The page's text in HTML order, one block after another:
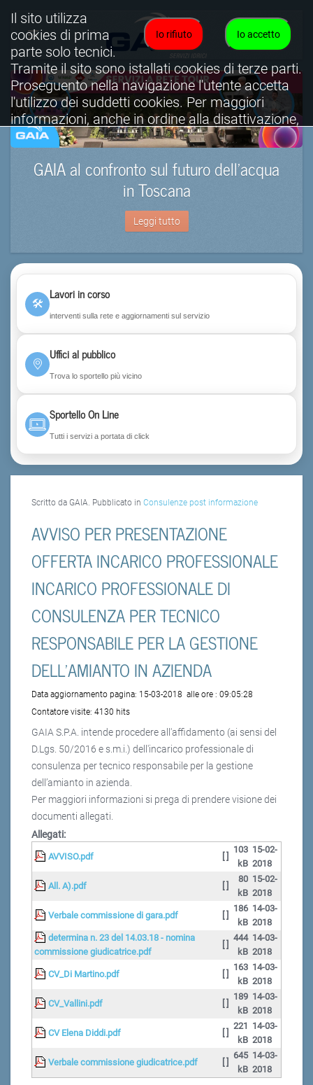
GAIA al confronto sul futuro dell’acqua
in Toscana
Leggi tutto
🛠
Lavori in corso
interventi sulla rete e aggiornamenti sul servizio
Uffici al pubblico
Trova lo sportello più vicino
Sportello On Line
Tutti i servizi a portata di click
Scritto da GAIA. Pubblicato in Consulenze post informazione
AVVISO PER PRESENTAZIONE
OFFERTA INCARICO PROFESSIONALE
INCARICO PROFESSIONALE DI
CONSULENZA PER TECNICO
RESPONSABILE PER LA GESTIONE
DELL’AMIANTO IN AZIENDA
Data aggiornamento pagina: 15-03-2018 alle ore : 09:05:28
Contatore visite: 4130 hits
GAIA S.P.A. intende procedere all'affidamento (ai sensi del
D.Lgs. 50/2016 e s.m.i.) dell'incarico professionale di
consulenza per tecnico responsabile per la gestione
dell’amianto in azienda.
Per maggiori informazioni si prega di prendere visione dei
documenti allegati.
Allegati:
AVVISO.pdf
103
kB
15-02-
2018
All. A).pdf
80
kB
15-02-
2018
Verbale commissione di gara.pdf
186
kB
14-03-
2018
determina n. 23 del 14.03.18 - nomina
commissione giudicatrice.pdf
444
kB
14-03-
2018
CV_Di Martino.pdf
163
kB
14-03-
2018
CV_Vallini.pdf
189
kB
14-03-
2018
CV Elena Diddi.pdf
221
kB
14-03-
2018
Verbale commissione giudicatrice.pdf
645
kB
14-03-
2018
Io accetto
Io rifiuto
Il sito utilizza
cookies di prima
parte solo tecnici.
Tramite il sito sono istallati cookies di terze parti.
Proseguento nella navigazione l'utente accetta
l'utilizzo dei suddetti cookies. Per maggiori
informazioni, anche in ordine alla disattivazione,
è possibile consultare l'informativa cookies
completa.
Visualizza informativa completa.